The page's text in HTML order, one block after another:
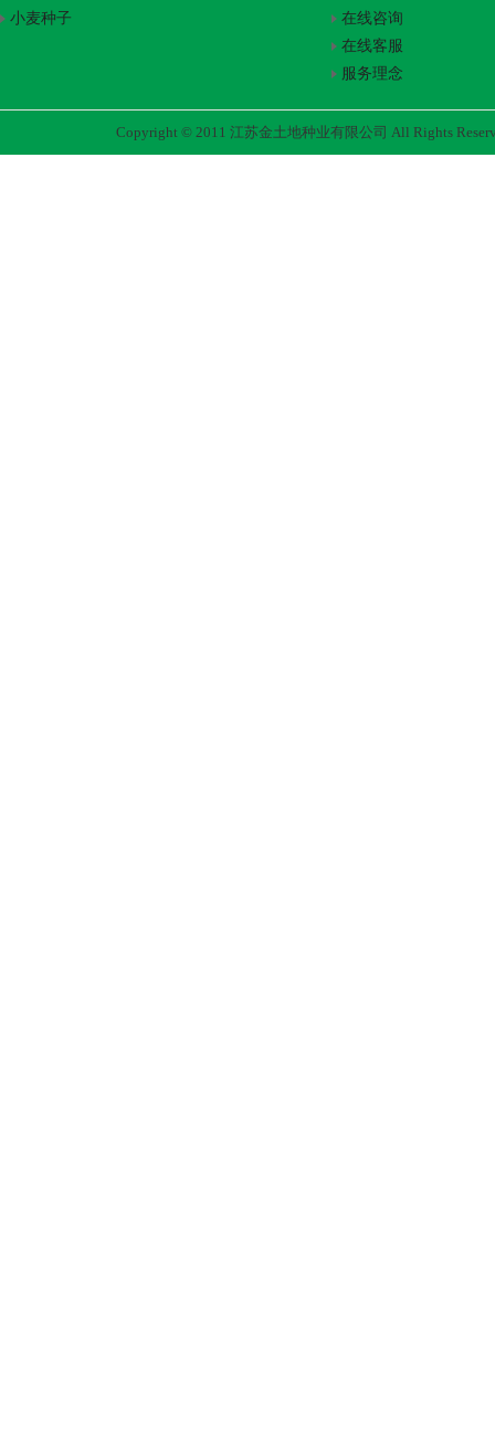
小麦种子
在线咨询
在线客服
服务理念
Copyright © 2011 江苏金土地种业有限公司 All Rights